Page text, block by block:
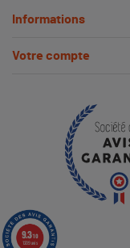
Informations
Votre compte
9.3/10
1209 avis